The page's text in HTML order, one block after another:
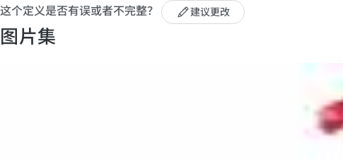
这个定义是否有误或者不完整？
建议更改
图片集